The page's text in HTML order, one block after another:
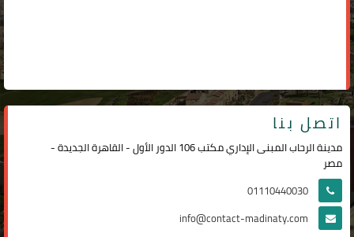
اتصل بنا
مدينة الرحاب المبنى الإداري مكتب 106 الدور الأول - القاهرة الجديدة -
مصر
01110440030
info@contact-madinaty.com